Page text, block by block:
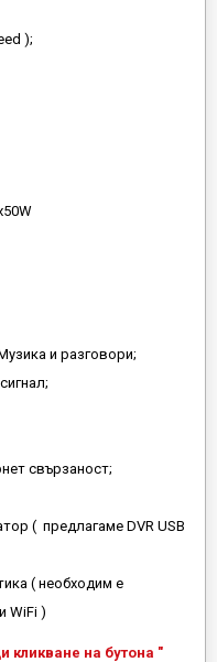
);
и разговори;
свързаност;
( предлагаме DVR USB
( необходим е
WiFi )
на бутона "